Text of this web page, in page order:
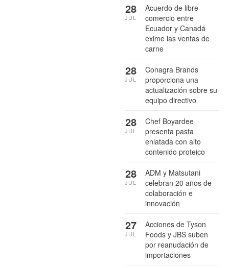
Acuerdo de libre
comercio entre
Ecuador y Canadá
exime las ventas de
carne
28
JUL
Conagra Brands
proporciona una
actualización sobre su
equipo directivo
28
JUL
Chef Boyardee
presenta pasta
enlatada con alto
contenido proteico
28
JUL
ADM y Matsutani
celebran 20 años de
colaboración e
innovación
28
JUL
Acciones de Tyson
Foods y JBS suben
por reanudación de
importaciones
27
JUL